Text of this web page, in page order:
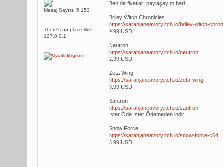
Mesaj Sayısı: 5.153
There's no place like
127.0.0.1
Ben de fiyatları paylaşayım bari
Briley Witch Chronicles
https://sarahjaneavory.itch.io/briley-witch-
9.99 USD
Neutron
https://sarahjaneavory.itch.io/neutron
2.99 USD
Zeta Wing
https://sarahjaneavory.itch.io/zeta-wing
3.99 USD
Santron
https://sarahjaneavory.itch.io/santron
İster Öde İster Ödemeden indir.
Snow Force
https://sarahjaneavory.itch.io/snow-force-c64
3.99 USD